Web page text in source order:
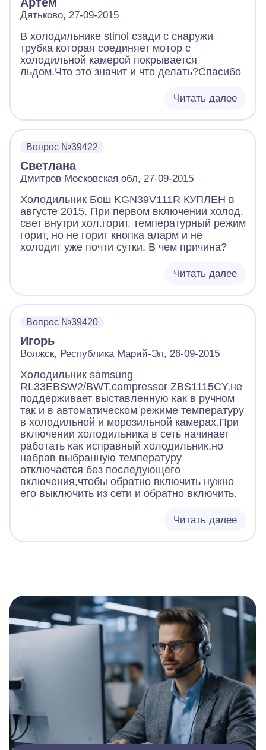
Дятьково, 27-09-2015
В холодильнике stinol сзади с снаружи
трубка которая соединяет мотор с
холодильной камерой покрывается
льдом.Что это значит и что делать?Спасибо
Читать далее
Вопрос №39422
Светлана
Дмитров Московская обл, 27-09-2015
Холодильник Бош KGN39V111R КУПЛЕН в
августе 2015. При первом включении холод.
свет внутри хол.горит, температурный режим
горит, но не горит кнопка аларм и не
холодит уже почти сутки. В чем причина?
Читать далее
Вопрос №39420
Игорь
Волжск, Республика Марий-Эл, 26-09-2015
Холодильник samsung
RL33EBSW2/BWT,compressor ZBS1115CY,не
поддерживает выставленную как в ручном
так и в автоматическом режиме температуру
в холодильной и морозильной камерах.При
включении холодильника в сеть начинает
работать как исправный холодильник,но
набрав выбранную температуру
отключается без последующего
включения,чтобы обратно включить нужно
его выключить из сети и обратно включить.
Читать далее